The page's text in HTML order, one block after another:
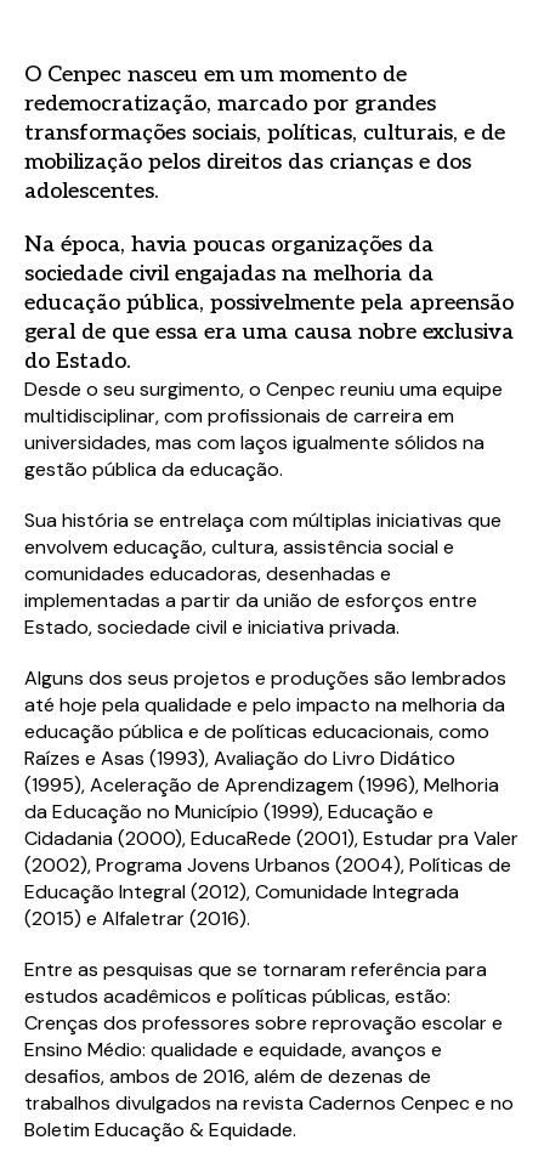
O Cenpec nasceu em um momento de
redemocratização, marcado por grandes
transformações sociais, políticas, culturais, e de
mobilização pelos direitos das crianças e dos
adolescentes.
Na época, havia poucas organizações da
sociedade civil engajadas na melhoria da
educação pública, possivelmente pela apreensão
geral de que essa era uma causa nobre exclusiva
do Estado.
Desde o seu surgimento, o Cenpec reuniu uma equipe
multidisciplinar, com profissionais de carreira em
universidades, mas com laços igualmente sólidos na
gestão pública da educação.
Sua história se entrelaça com múltiplas iniciativas que
envolvem educação, cultura, assistência social e
comunidades educadoras, desenhadas e
implementadas a partir da união de esforços entre
Estado, sociedade civil e iniciativa privada.
Alguns dos seus projetos e produções são lembrados
até hoje pela qualidade e pelo impacto na melhoria da
educação pública e de políticas educacionais, como
Raízes e Asas (1993), Avaliação do Livro Didático
(1995), Aceleração de Aprendizagem (1996), Melhoria
da Educação no Município (1999), Educação e
Cidadania (2000), EducaRede (2001), Estudar pra Valer
(2002), Programa Jovens Urbanos (2004), Políticas de
Educação Integral (2012), Comunidade Integrada
(2015) e Alfaletrar (2016).
Entre as pesquisas que se tornaram referência para
estudos acadêmicos e políticas públicas, estão:
Crenças dos professores sobre reprovação escolar e
Ensino Médio: qualidade e equidade, avanços e
desafios, ambos de 2016, além de dezenas de
trabalhos divulgados na revista Cadernos Cenpec e no
Boletim Educação & Equidade.